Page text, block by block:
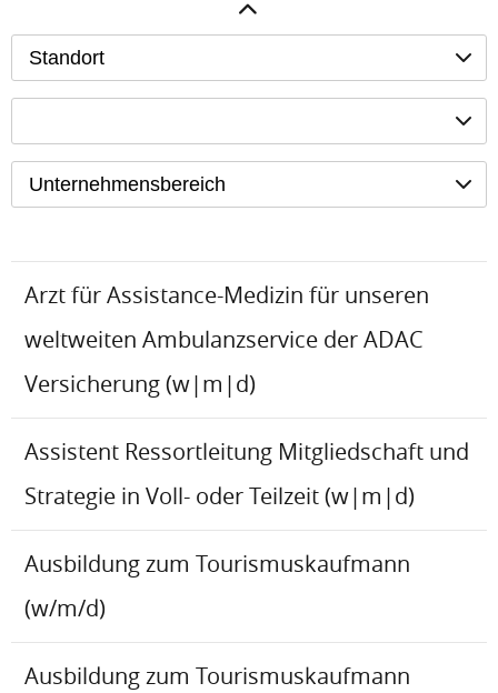
Standort
Unternehmensbereich
Arzt für Assistance-Medizin für unseren
weltweiten Ambulanzservice der ADAC
Versicherung (w|m|d)
Assistent Ressortleitung Mitgliedschaft und
Strategie in Voll- oder Teilzeit (w|m|d)
Ausbildung zum Tourismuskaufmann
(w/m/d)
Ausbildung zum Tourismuskaufmann